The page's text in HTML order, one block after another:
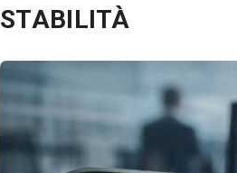
STABILITÀ